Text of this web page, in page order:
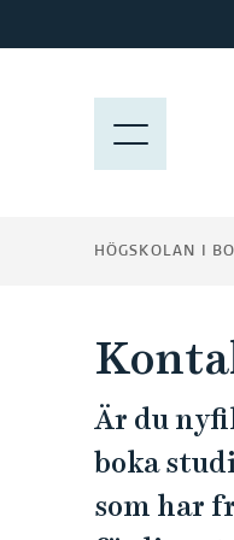
o
N
HÖGSKOLAN I
Är du
boka
som har